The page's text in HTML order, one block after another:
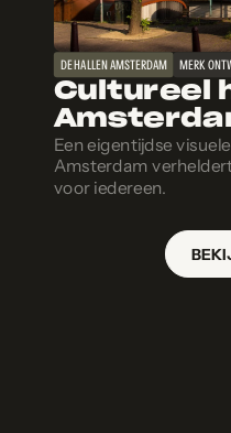
DE HALLEN AMSTERDAM MERK
Cultureel
Een eigentijdse
Amsterdam
voor iedereen.